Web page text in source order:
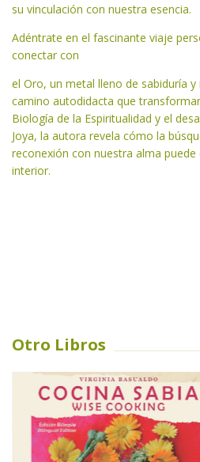
su vinculación con nuestra esencia.
Adéntrate en el fascinante viaje
conectar con
el Oro, un metal lleno de sabiduría
camino autodidacta que
Biología de la Espiritualidad y el
Joya, la autora revela cómo la
reconexión con nuestra alma
interior.
Otro Libros